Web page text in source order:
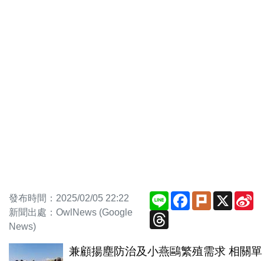
發布時間：2025/02/05 22:22
新聞出處：OwlNews (Google
News)
Line Facebook
PlurkX
Threads
兼顧揚塵防治及小燕鷗繁殖需求 相關單